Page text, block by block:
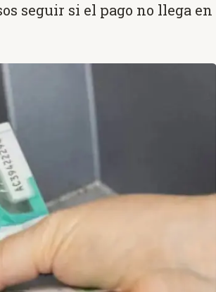
seguir si el pago no llega en